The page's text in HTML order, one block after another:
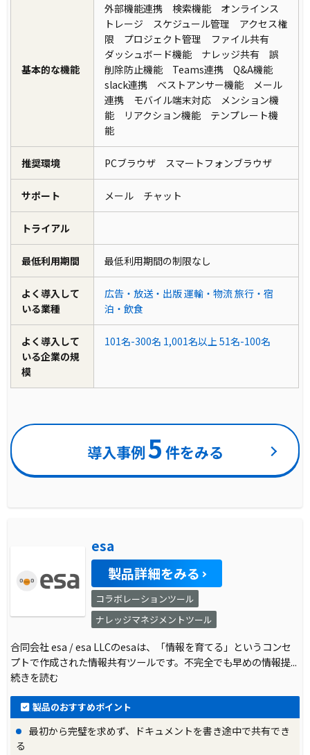
基本的な機能
外部機能連携 検索機能 オンラインス
トレージ スケジュール管理 アクセス権
限 プロジェクト管理 ファイル共有
ダッシュボード機能 ナレッジ共有 誤
削除防止機能 Teams連携 Q&A機能
slack連携 ベストアンサー機能 メール
連携 モバイル端末対応 メンション機
能 リアクション機能 テンプレート機
能
推奨環境 PCブラウザ スマートフォンブラウザ
サポート メール チャット
トライアル
最低利用期間 最低利用期間の制限なし
よく導入して
いる業種
広告・放送・出版運輸・物流旅行・宿
泊・飲食
よく導入して
いる企業の規
模
101名-300名 1,001名以上 51名-100名
導入事例5 件をみる
esa
製品詳細をみる
コラボレーションツール
ナレッジマネジメントツール
合同会社 esa / esa LLCのesaは、「情報を育てる」というコンセ
プトで作成された情報共有ツールです。不完全でも早めの情報提...
続きを読む
製品のおすすめポイント
最初から完璧を求めず、ドキュメントを書き途中で共有でき
る